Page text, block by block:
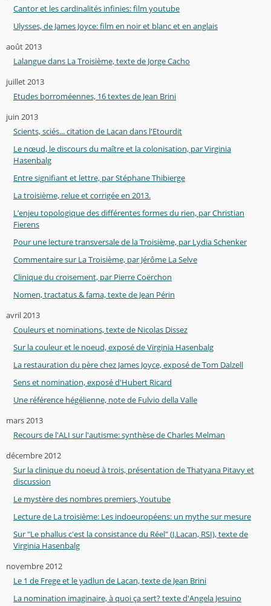
Cantor et les cardinalités infinies: film youtube
Ulysses, de James Joyce: film en noir et blanc et en anglais
août 2013
Lalangue dans La Troisième, texte de Jorge Cacho
juillet 2013
Etudes borroméennes, 16 textes de Jean Brini
juin 2013
Scients, sciés... citation de Lacan dans l'Etourdit
Le nœud, le discours du maître et la colonisation, par Virginia
Hasenbalg
Entre signifiant et lettre, par Stéphane Thibierge
La troisième, relue et corrigée en 2013.
L’enjeu topologique des différentes formes du rien, par Christian
Fierens
Pour une lecture transversale de la Troisième, par Lydia Schenker
Commentaire sur La Troisième, par Jérôme La Selve
Clinique du croisement, par Pierre Coërchon
Nomen, tractatus & fama, texte de Jean Périn
avril 2013
Couleurs et nominations, texte de Nicolas Dissez
Sur la couleur et le noeud, exposé de Virginia Hasenbalg
La restauration du père chez James Joyce, exposé de Tom Dalzell
Sens et nomination, exposé d'Hubert Ricard
Une référence hégélienne, note de Fulvio della Valle
mars 2013
Recours de l'ALI sur l'autisme: synthèse de Charles Melman
décembre 2012
Sur la clinique du noeud à trois, présentation de Thatyana Pitavy et
discussion
Le mystère des nombres premiers, Youtube
Lecture de La troisième: Les indoeuropéens: un mythe sur mesure
Sur "Le phallus c'est la consistance du Réel" (J.Lacan, RSI), texte de
Virginia Hasenbalg
novembre 2012
Le 1 de Frege et le yadlun de Lacan, texte de Jean Brini
La nomination imaginaire, à quoi ça sert? texte d'Angela Jesuino